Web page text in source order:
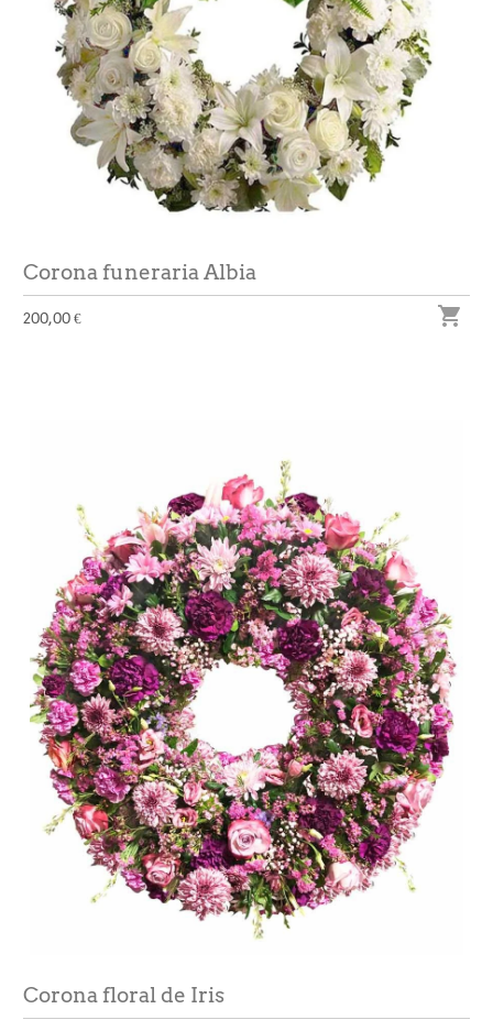
Corona funeraria Albia
200,00 € 
Corona floral de Iris